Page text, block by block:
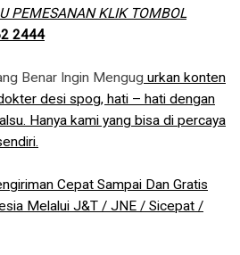
PEMESANAN KLIK TOMBOL
2444
Benar Ingin Mengug urkan konten
desi spog, hati – hati dengan
Hanya kami yang bisa di percaya
Cepat Sampai Dan Gratis
Melalui J&T / JNE / Sicepat /